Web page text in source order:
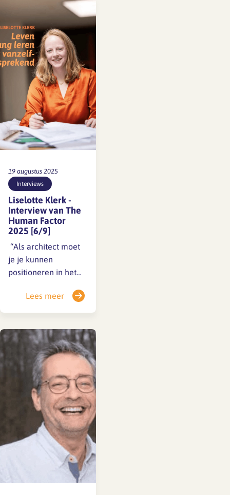
maar architect en
stedenbouwkundige
Bart Mispelblom
Beyer (Tangram) is
daar niet somber
over. In tegendeel:…
19 augustus 2025
Interviews
Liselotte Klerk -
Interview van The
Human Factor
2025 [6/9]
️ “Als architect moet
je je kunnen
positioneren in het
Voor bouwkundig
ontwerper Liselotte
meer dan een fijne
baan: het is de
combinatie van een
inspirerende
werkomgeving,
nieuwsgierigheid en
de ruimte om te
Lees meer